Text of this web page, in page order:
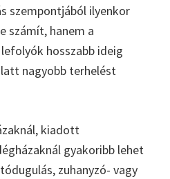
szempontjából ilyenkor
számít, hanem a
hosszabb ideig
nagyobb terhelést
kiadott
gyakoribb lehet
zuhanyzó- vagy